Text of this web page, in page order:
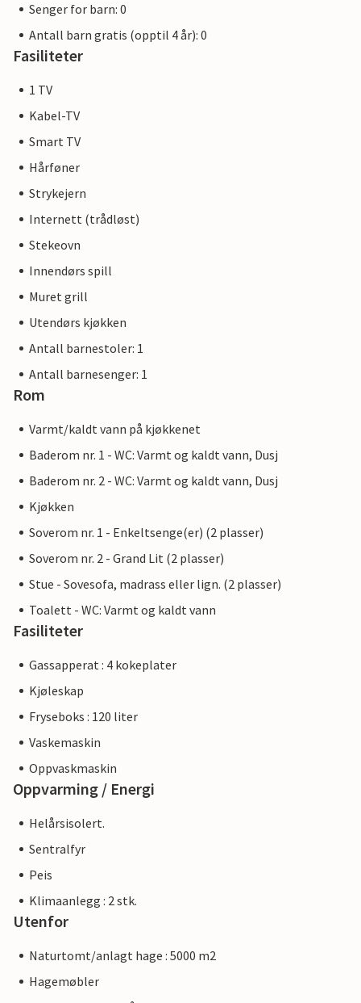
Senger for barn: 0
Antall barn gratis (opptil 4 år): 0
Fasiliteter
1 TV
Kabel-TV
Smart TV
Hårføner
Strykejern
Internett (trådløst)
Stekeovn
Innendørs spill
Muret grill
Utendørs kjøkken
Antall barnestoler: 1
Antall barnesenger: 1
Rom
Varmt/kaldt vann på kjøkkenet
Baderom nr. 1 - WC: Varmt og kaldt vann, Dusj
Baderom nr. 2 - WC: Varmt og kaldt vann, Dusj
Kjøkken
Soverom nr. 1 - Enkeltsenge(er) (2 plasser)
Soverom nr. 2 - Grand Lit (2 plasser)
Stue - Sovesofa, madrass eller lign. (2 plasser)
Toalett - WC: Varmt og kaldt vann
Fasiliteter
Gassapperat : 4 kokeplater
Kjøleskap
Fryseboks : 120 liter
Vaskemaskin
Oppvaskmaskin
Oppvarming / Energi
Helårsisolert.
Sentralfyr
Peis
Klimaanlegg : 2 stk.
Utenfor
Naturtomt/anlagt hage : 5000 m2
Hagemøbler